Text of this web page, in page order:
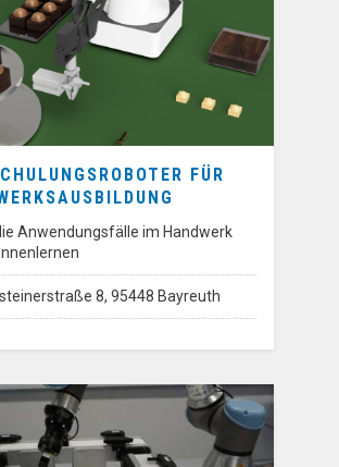
FÜR
Anwendungsfälle im Handwerk
8, 95448 Bayreuth